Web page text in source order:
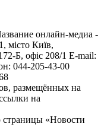
онлайн-медиа -
місто Київ,
Б, офіс 208/1 E-mail:
044-205-43-00
размещённых на
на
страницы «Новости